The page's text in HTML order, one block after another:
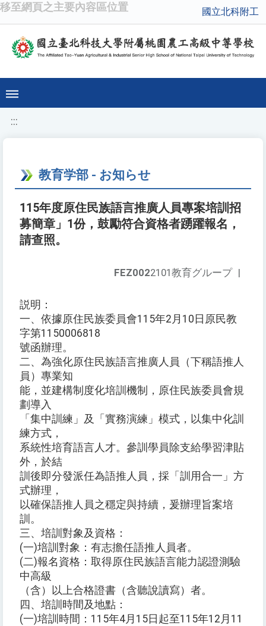
移至網頁之主要內容區位置 國立北科附工
:::
教育学部 - お知らせ
115年度原住民族語言推廣人員專案培訓招
募簡章」1份，鼓勵符合資格者踴躍報名，
請查照。
FEZ0022101教育グループ |
説明：
一、依據原住民族委員會115年2月10日原民教
字第1150006818
號函辦理。
二、為強化原住民族語言推廣人員（下稱語推人
員）專業知
能，並建構制度化培訓機制，原住民族委員會規
劃導入
「集中訓練」及「實務演練」模式，以集中化訓
練方式，
系統性培育語言人才。參訓學員除支給學習津貼
外，於結
訓後即分發派任為語推人員，採「訓用合一」方
式辦理，
以確保語推人員之穩定與持續，爰辦理旨案培
訓。
三、培訓對象及資格：
(一)培訓對象：有志擔任語推人員者。
(二)報名資格：取得原住民族語言能力認證測驗
中高級
（含）以上合格證書（含聽說讀寫）者。
四、培訓時間及地點：
(一)培訓時間：115年4月15日起至115年12月11